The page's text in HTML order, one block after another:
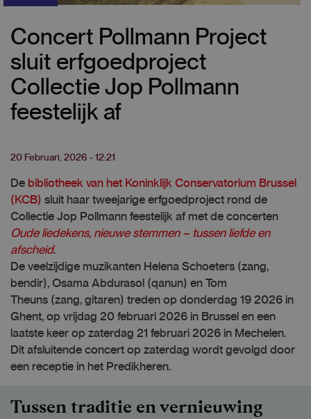
Concert Pollmann Project
sluit erfgoedproject
Collectie Jop Pollmann
feestelijk af
20 Februari, 2026 - 12:21
De bibliotheek van het Koninklijk Conservatorium Brussel
(KCB) sluit haar tweejarige erfgoedproject rond de
Collectie Jop Pollmann feestelijk af met de concerten
Oude liedekens, nieuwe stemmen – tussen liefde en
afscheid.
De veelzijdige muzikanten Helena Schoeters (zang,
bendir), Osama Abdurasol (qanun) en Tom
Theuns (zang, gitaren) treden op donderdag 19 2026 in
Ghent, op vrijdag 20 februari 2026 in Brussel en een
laatste keer op zaterdag 21 februari 2026 in Mechelen.
Dit afsluitende concert op zaterdag wordt gevolgd door
een receptie in het Predikheren.
Tussen traditie en vernieuwing